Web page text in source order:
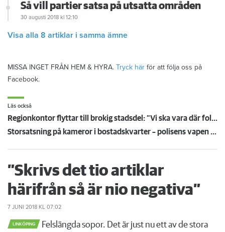
Så vill partier satsa på utsatta områden
30 augusti 2018 kl 12:10
Visa alla 8 artiklar i samma ämne
MISSA INGET FRÅN HEM & HYRA. Tryck här för att följa oss på
Facebook.
Läs också
Regionkontor flyttar till brokig stadsdel: ”Vi ska vara där folk är”
Storsatsning på kameror i bostadskvarter – polisens vapen mot gängkriminalitet
”Skrivs det tio artiklar
härifrån så är nio negativa”
7 JUNI 2018 KL 07:02
LINKÖPING Felslängda sopor. Det är just nu ett av de stora